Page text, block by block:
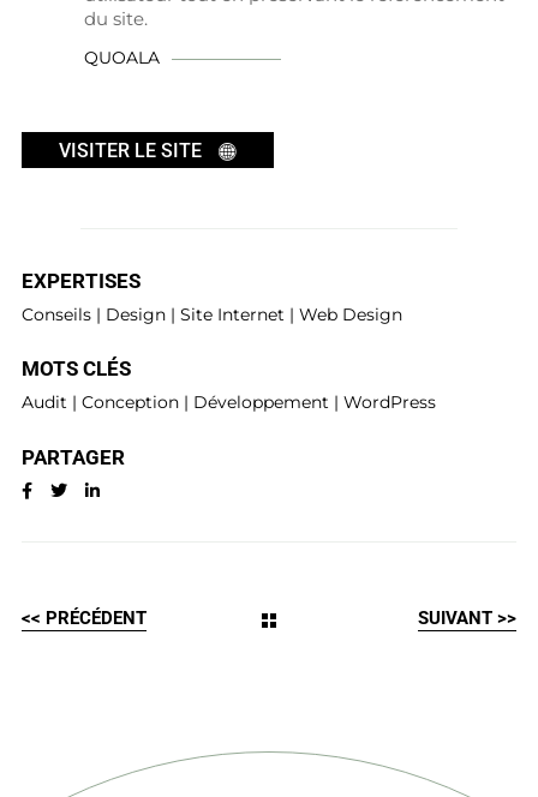
du site.
QUOALA
VISITER LE SITE
EXPERTISES
Conseils| Design| Site Internet | Web Design
MOTS CLÉS
Audit | Conception| Développement | WordPress
PARTAGER
<< PRÉCÉDENT SUIVANT >>